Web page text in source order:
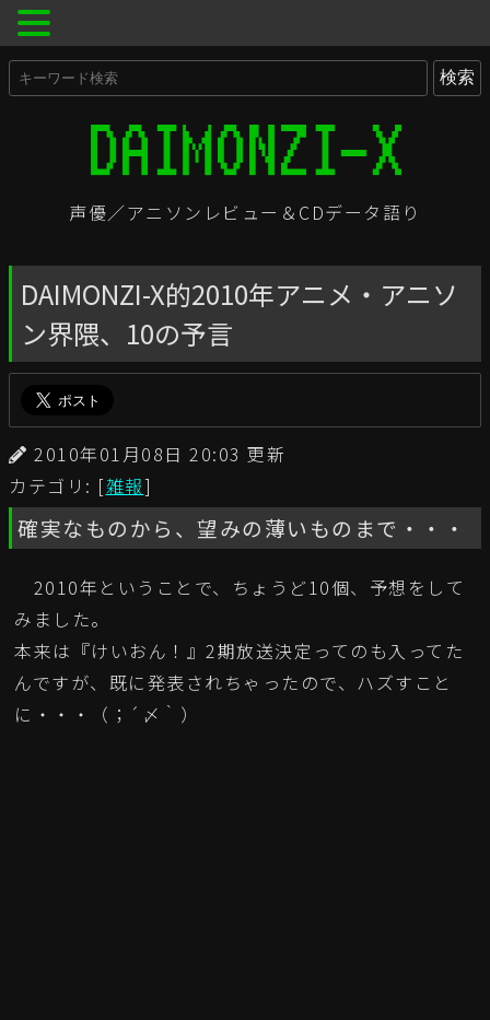
声優／アニソンレビュー＆CDデータ語り
DAIMONZI-X的2010年アニメ・アニソ
ン界隈、10の予言
2010年01月08日 20:03 更新
カテゴリ: [雑報]
確実なものから、望みの薄いものまで・・・
2010年ということで、ちょうど10個、予想をして
みました。
本来は『けいおん！』2期放送決定ってのも入ってた
んですが、既に発表されちゃったので、ハズすこと
に・・・（；´〆｀）